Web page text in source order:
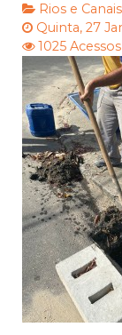
Rios e Canais
Quinta, 27
1025 Acessos